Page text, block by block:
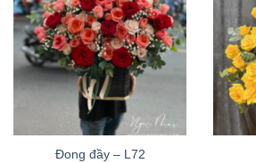
Đong đầy – L72